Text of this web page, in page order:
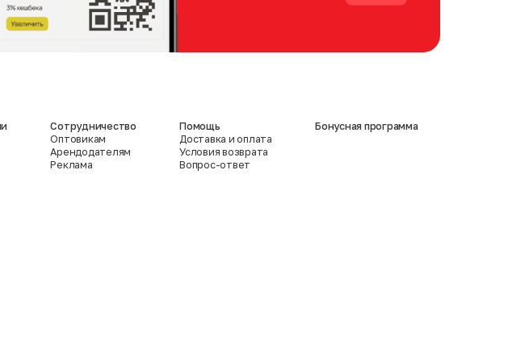
Сотрудничество
Оптовикам
Арендодателям
Реклама
Помощь
Доставка и оплата
Условия возврата
Вопрос-ответ
Бонусная программа